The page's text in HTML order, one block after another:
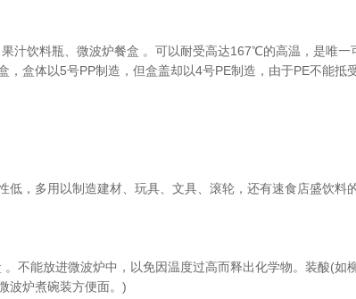
汁饮料瓶、微波炉餐盒 。可以耐受高达167℃的高温，是唯一
，盒体以5号PP制造，但盒盖却以4号PE制造，由于PE不能抵
低，多用以制造建材、玩具、文具、滚轮，还有速食店盛饮料
。不能放进微波炉中，以免因温度过高而释出化学物。装酸(
波炉煮碗装方便面。)